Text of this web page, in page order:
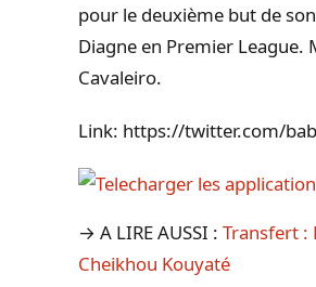
pour le deuxième but de
Diagne en Premier League.
Cavaleiro.
Link: https://twitter.com/
→ A LIRE AUSSI : Transfert :
Cheikhou Kouyaté